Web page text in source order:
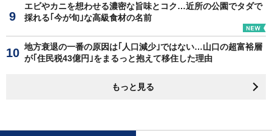
エビやカニを想わせる濃密な旨味とコク…近所の公園でタダで
採れる｢今が旬｣な高級食材の名前
地方衰退の一番の原因は｢人口減少｣ではない…山口の超富裕層
が｢住民税43億円｣をまるっと抱えて移住した理由
もっと見る